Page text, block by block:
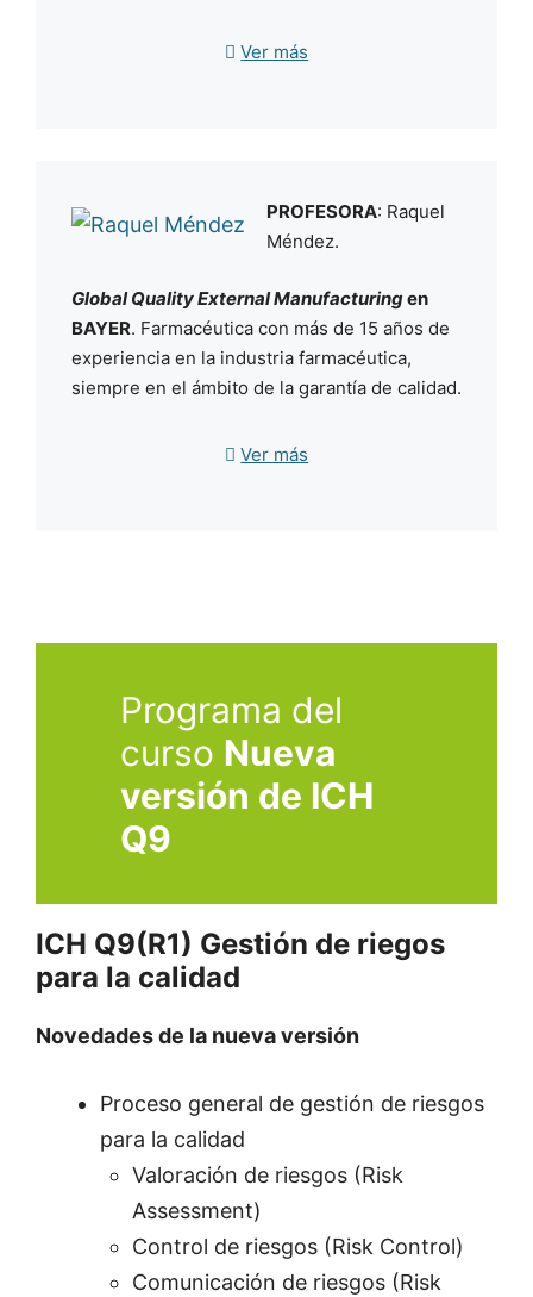
Experiencia de más de 20 años en el sector
evaluaciones estadísticas de los resultados
de validaciones y de implementación del
Ver más
PROFESORA: Raquel
Méndez.
Global Quality External Manufacturingen
BAYER. Farmacéutica con más de 15 años de
experiencia en la industria farmacéutica,
siempre en el ámbito de la garantía de calidad.
Global Quality External
Ver más
Programa del
curso Nueva
versión de ICH
Q9
ICH Q9(R1) Gestión de riegos
para la calidad
Novedades de la nueva versión
Proceso general de gestión de riesgos
para la calidad
Valoración de riesgos (Risk
Assessment)
Control de riesgos (Risk Control)
Comunicación de riesgos (Risk